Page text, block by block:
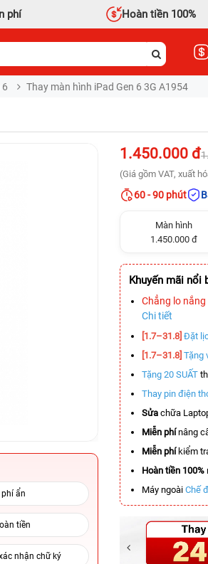
phí Hoàn tiền 100%
6 Thay màn hình iPad Gen 6 3G A1954
ẩn
tiền
nhận chữ ký
1.450.000 đ
(Giá gồm VAT, xuất
60 - 90 phút
Màn hình
1.450.000 đ
Khuyến mãi nổi
Chẳng lo
Chi tiết
[1.7–31.8] Đặt
[1.7–31.8] Tặng
Tặng 20 SUẤT
Thay pin điện
Sửa chữa
Miễn phínâng
Miễn phíkiểm
Hoàn tiền 100%
Máy ngoài Chế